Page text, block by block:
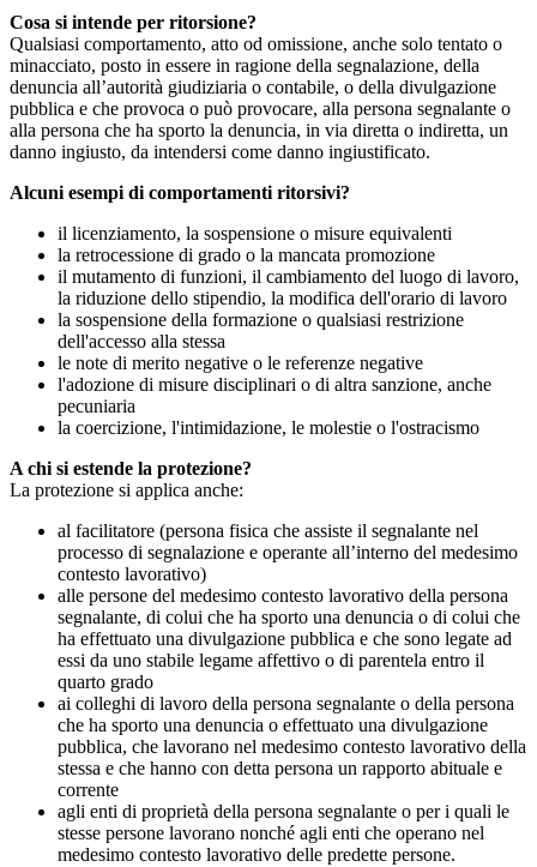
Cosa si intende per ritorsione?
Qualsiasi comportamento, atto od omissione, anche solo tentato o
minacciato, posto in essere in ragione della segnalazione, della
denuncia all’autorità giudiziaria o contabile, o della divulgazione
pubblica e che provoca o può provocare, alla persona segnalante o
alla persona che ha sporto la denuncia, in via diretta o indiretta, un
danno ingiusto, da intendersi come danno ingiustificato.
Alcuni esempi di comportamenti ritorsivi?
il licenziamento, la sospensione o misure equivalenti
la retrocessione di grado o la mancata promozione
il mutamento di funzioni, il cambiamento del luogo di lavoro,
la riduzione dello stipendio, la modifica dell'orario di lavoro
la sospensione della formazione o qualsiasi restrizione
dell'accesso alla stessa
le note di merito negative o le referenze negative
l'adozione di misure disciplinari o di altra sanzione, anche
pecuniaria
la coercizione, l'intimidazione, le molestie o l'ostracismo
A chi si estende la protezione?
La protezione si applica anche:
al facilitatore (persona fisica che assiste il segnalante nel
processo di segnalazione e operante all’interno del medesimo
contesto lavorativo)
alle persone del medesimo contesto lavorativo della persona
segnalante, di colui che ha sporto una denuncia o di colui che
ha effettuato una divulgazione pubblica e che sono legate ad
essi da uno stabile legame affettivo o di parentela entro il
quarto grado
ai colleghi di lavoro della persona segnalante o della persona
che ha sporto una denuncia o effettuato una divulgazione
pubblica, che lavorano nel medesimo contesto lavorativo della
stessa e che hanno con detta persona un rapporto abituale e
corrente
agli enti di proprietà della persona segnalante o per i quali le
stesse persone lavorano nonché agli enti che operano nel
medesimo contesto lavorativo delle predette persone.